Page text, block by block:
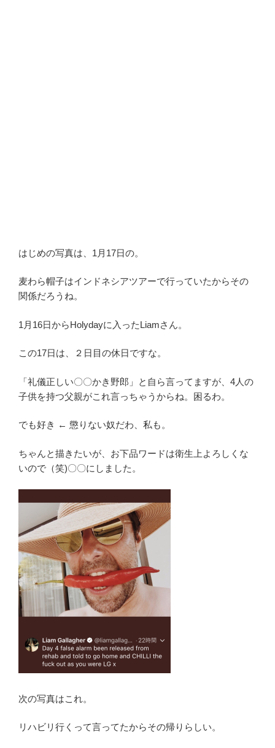
はじめの写真は、1月17日の。
麦わら帽子はインドネシアツアーで行っていたからその
関係だろうね。
1月16日からHolydayに入ったLiamさん。
この17日は、２日目の休日ですな。
「礼儀正しい〇〇かき野郎」と自ら言ってますが、4人の
子供を持つ父親がこれ言っちゃうからね。困るわ。
でも好き ← 懲りない奴だわ、私も。
ちゃんと描きたいが、お下品ワードは衛生上よろしくな
いので（笑)〇〇にしました。
次の写真はこれ。
リハビリ行くって言ってたからその帰りらしい。